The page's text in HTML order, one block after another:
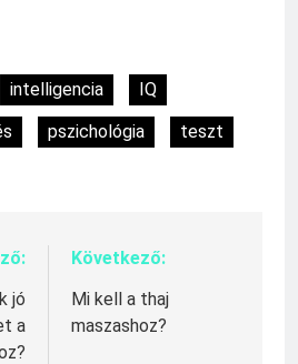
intelligencia
IQ
pszichológia
teszt
jó
a
Következő:
Mi kell a thaj
maszashoz?